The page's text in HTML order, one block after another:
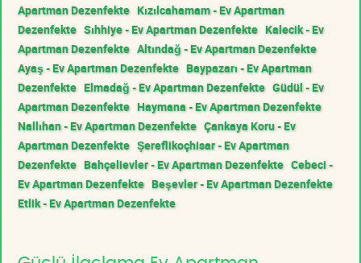
Apartman Dezenfekte Kızılcahamam - Ev Apartman
Dezenfekte Sıhhiye - Ev Apartman Dezenfekte Kalecik - Ev
Apartman Dezenfekte Altındağ - Ev Apartman Dezenfekte
Ayaş - Ev Apartman Dezenfekte Baypazarı - Ev Apartman
Dezenfekte Elmadağ - Ev Apartman Dezenfekte Güdül - Ev
Apartman Dezenfekte Haymana - Ev Apartman Dezenfekte
Nallıhan - Ev Apartman Dezenfekte Çankaya Koru - Ev
Apartman Dezenfekte Şereflikoçhisar - Ev Apartman
Dezenfekte Bahçelievler - Ev Apartman Dezenfekte Cebeci -
Ev Apartman Dezenfekte Beşevler - Ev Apartman Dezenfekte
Etlik - Ev Apartman Dezenfekte